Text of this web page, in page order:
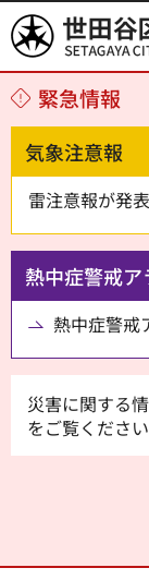
世田谷区
緊急情報
気象注意報
雷注意報が発
熱中症警戒ア
熱中症警戒
災害に関する
をご覧ください